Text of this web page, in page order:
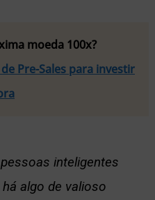
moeda 100x?
Pre-Sales para investir
inteligentes
algo de valioso